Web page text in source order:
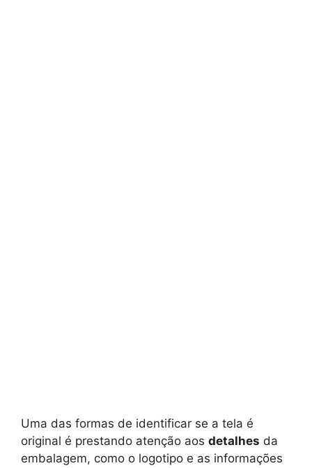
Uma das formas de identificar se a tela é
original é prestando atenção aos detalhes da
embalagem, como o logotipo e as informações